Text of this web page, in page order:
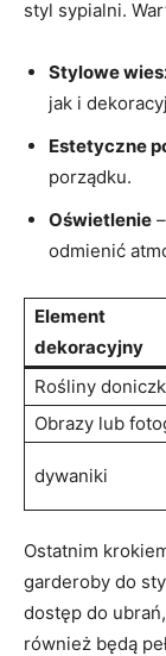
styl ⁢sypialni.
Stylowe
jak i
Estetyczne
porządku.
Oświetlenie
odmienić
Element
dekoracyjny
Rośliny⁢
Obrazy ‌lub
dywaniki
Ostatnim
garderoby do
dostęp do
również będą